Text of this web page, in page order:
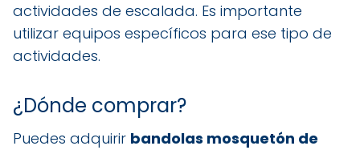
actividades de escalada. Es importante
utilizar equipos específicos para ese tipo de
actividades.
¿Dónde comprar?
Puedes adquirir bandolas mosquetón de